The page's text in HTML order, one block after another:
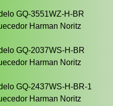
GQ-3551WZ-H-BR
Harman Noritz
GQ-2037WS-H-BR
Harman Noritz
GQ-2437WS-H-BR-1
Harman Noritz